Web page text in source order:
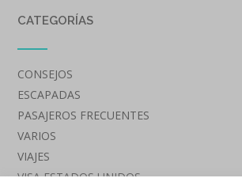
CATEGORÍAS
CONSEJOS
ESCAPADAS
PASAJEROS FRECUENTES
VARIOS
VIAJES